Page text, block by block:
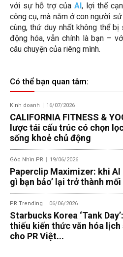
với sự hỗ trợ của AI, lợi thế
công cụ, mà nằm ở con người
cùng, thứ duy nhất không thể
động hóa, vẫn chính là bạn –
câu chuyện của riêng mình.
Có thể bạn quan tâm:
Kinh doanh 16/07/2026
CALIFORNIA FITNESS &
lược tái cấu trúc có chọn
sống khoẻ chủ động
Góc Nhìn PR 19/06/2026
Paperclip Maximizer: khi AI
gì bạn bảo’ lại trở thành
PR Trending 06/06/2026
Starbucks Korea ‘Tank
thiếu kiến thức văn hóa lịch
cho PR Việt...